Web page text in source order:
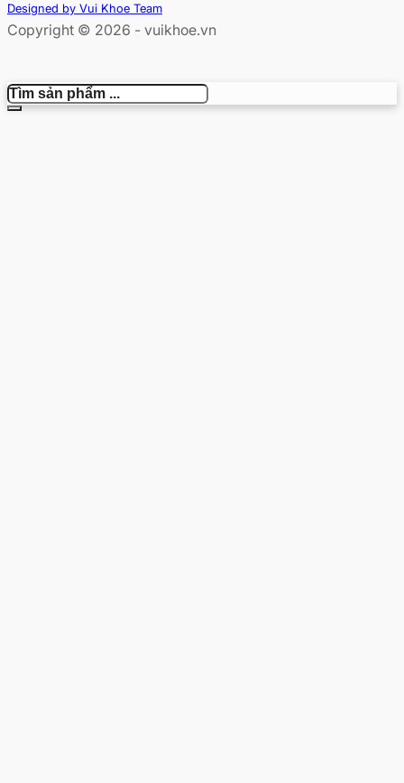
Designed by Vui Khoe Team
Copyright © 2026 - vuikhoe.vn